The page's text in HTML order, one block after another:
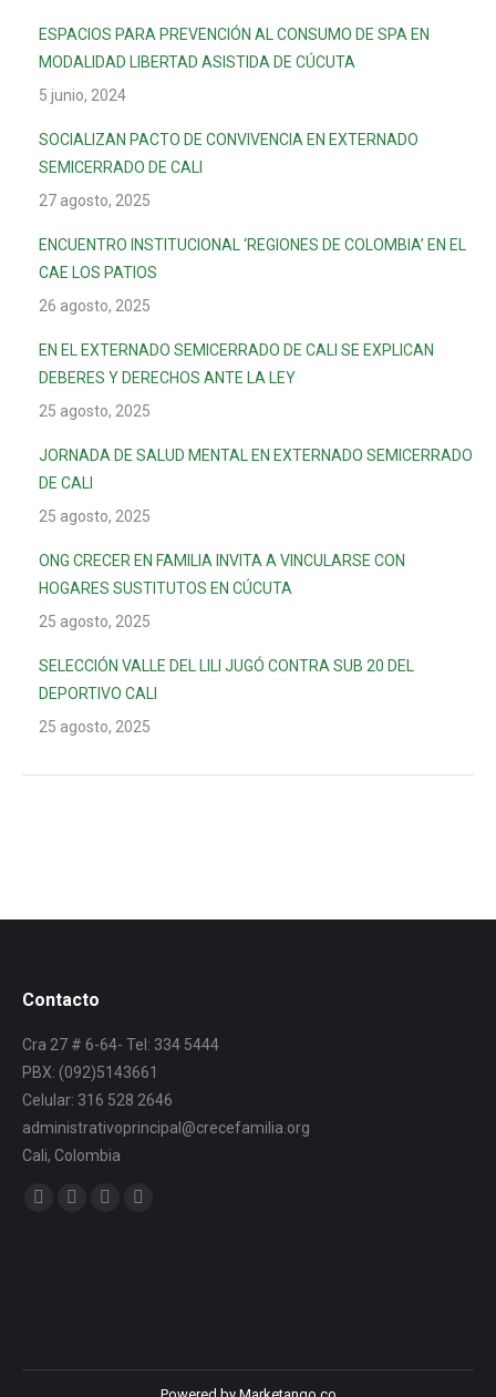
ESPACIOS PARA PREVENCIÓN AL CONSUMO DE SPA EN
MODALIDAD LIBERTAD ASISTIDA DE CÚCUTA
5 junio, 2024
SOCIALIZAN PACTO DE CONVIVENCIA EN EXTERNADO
SEMICERRADO DE CALI
27 agosto, 2025
ENCUENTRO INSTITUCIONAL ‘REGIONES DE COLOMBIA’ EN EL
CAE LOS PATIOS
26 agosto, 2025
EN EL EXTERNADO SEMICERRADO DE CALI SE EXPLICAN
DEBERES Y DERECHOS ANTE LA LEY
25 agosto, 2025
JORNADA DE SALUD MENTAL EN EXTERNADO SEMICERRADO
DE CALI
25 agosto, 2025
ONG CRECER EN FAMILIA INVITA A VINCULARSE CON
HOGARES SUSTITUTOS EN CÚCUTA
25 agosto, 2025
SELECCIÓN VALLE DEL LILI JUGÓ CONTRA SUB 20 DEL
DEPORTIVO CALI
25 agosto, 2025
Contacto
Cra 27 # 6-64- Tel: 334 5444
PBX: (092)5143661
Celular: 316 528 2646
administrativoprincipal@crecefamilia.org
Cali, Colombia
Find us on: